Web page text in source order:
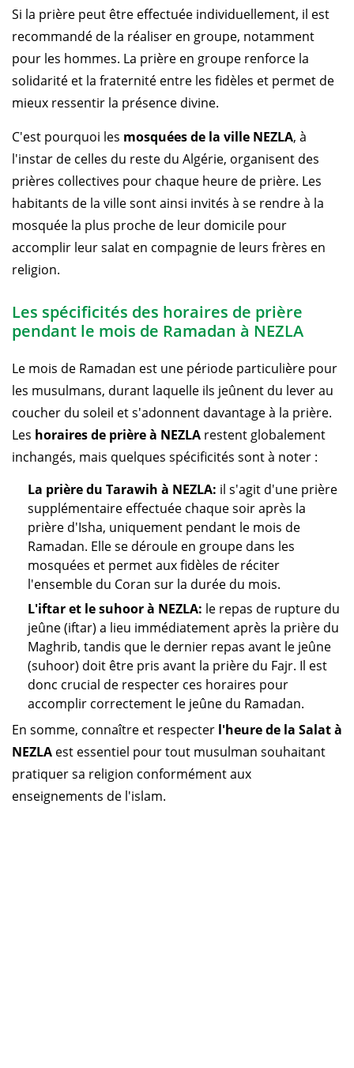
Si la prière peut être effectuée individuellement, il est
recommandé de la réaliser en groupe, notamment
pour les hommes. La prière en groupe renforce la
solidarité et la fraternité entre les fidèles et permet de
mieux ressentir la présence divine.
C'est pourquoi les mosquées de la ville NEZLA, à
l'instar de celles du reste du Algérie, organisent des
prières collectives pour chaque heure de prière. Les
habitants de la ville sont ainsi invités à se rendre à la
mosquée la plus proche de leur domicile pour
accomplir leur salat en compagnie de leurs frères en
religion.
Les spécificités des horaires de prière
pendant le mois de Ramadan à NEZLA
Le mois de Ramadan est une période particulière pour
les musulmans, durant laquelle ils jeûnent du lever au
coucher du soleil et s'adonnent davantage à la prière.
Les horaires de prière à NEZLA restent globalement
inchangés, mais quelques spécificités sont à noter :
La prière du Tarawih à NEZLA: il s'agit d'une prière
supplémentaire effectuée chaque soir après la
prière d'Isha, uniquement pendant le mois de
Ramadan. Elle se déroule en groupe dans les
mosquées et permet aux fidèles de réciter
l'ensemble du Coran sur la durée du mois.
L'iftar et le suhoor à NEZLA: le repas de rupture du
jeûne (iftar) a lieu immédiatement après la prière du
Maghrib, tandis que le dernier repas avant le jeûne
(suhoor) doit être pris avant la prière du Fajr. Il est
donc crucial de respecter ces horaires pour
accomplir correctement le jeûne du Ramadan.
En somme, connaître et respecter l'heure de la Salat à
NEZLA est essentiel pour tout musulman souhaitant
pratiquer sa religion conformément aux
enseignements de l'islam.